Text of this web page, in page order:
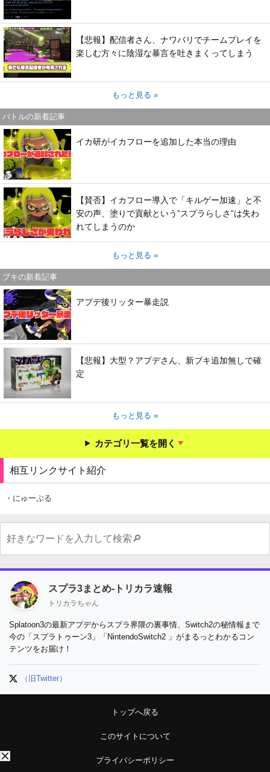
【悲報】配信者さん、ナワバリでチームプレイを
楽しむ方々に陰湿な暴言を吐きまくってしまう
もっと見る »
バトルの新着記事
イカ研がイカフローを追加した本当の理由
【賛否】イカフロー導入で「キルゲー加速」と不
安の声、塗りで貢献という”スプラらしさ”は失わ
れてしまうのか
もっと見る »
ブキの新着記事
アプデ後リッター暴走説
【悲報】大型？アプデさん、新ブキ追加無しで確
定
もっと見る »
カテゴリ一覧を開く
相互リンクサイト紹介
・にゅーぷる
スプラ3まとめ-トリカラ速報
トリカラちゃん
Splatoon3の最新アプデからスプラ界隈の裏事情、Switch2の秘情報まで
今の「スプラトゥーン3」「NintendoSwitch2 」がまるっとわかるコン
テンツをお届け！
（旧Twitter）
トップへ戻る
このサイトについて
プライバシーポリシー